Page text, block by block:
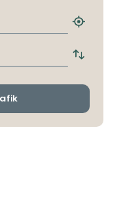
Hitta
hållplats
Byt
och